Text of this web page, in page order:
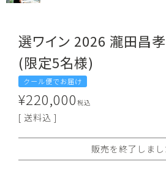
選ワイン 2026 瀧田昌
(限定5名様)
クール便でお届け
¥220,000 税込
送料込
販売を終了しまし